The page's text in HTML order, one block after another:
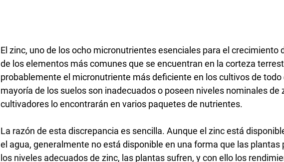
El zinc, uno de los ocho micronutrientes esenciales para el crecimiento
de los elementos más comunes que se encuentran en la corteza
probablemente el micronutriente más deficiente en los cultivos de todo
mayoría de los suelos son inadecuados o poseen niveles nominales de
cultivadores lo encontrarán en varios paquetes de nutrientes.
La razón de esta discrepancia es sencilla. Aunque el zinc está
el agua, generalmente no está disponible en una forma que las plantas
los niveles adecuados de zinc, las plantas sufren, y con ello los